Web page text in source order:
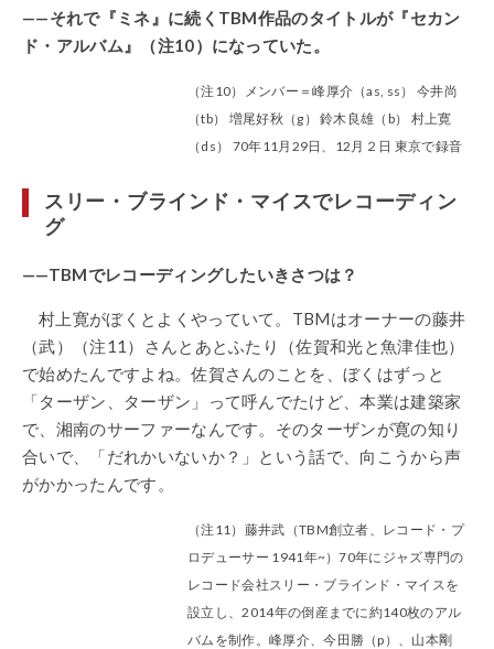
——それで『ミネ』に続くTBM作品のタイトルが『セカン
ド・アルバム』（注10）になっていた。
（注10）メンバー＝峰厚介（as, ss） 今井尚
（tb） 増尾好秋（g） 鈴木良雄（b） 村上寛
（ds） 70年11月29日、12月２日 東京で録音
スリー・ブラインド・マイスでレコーディン
グ
——TBMでレコーディングしたいきさつは？
村上寛がぼくとよくやっていて。TBMはオーナーの藤井
（武）（注11）さんとあとふたり（佐賀和光と魚津佳也）
で始めたんですよね。佐賀さんのことを、ぼくはずっと
「ターザン、ターザン」って呼んでたけど、本業は建築家
で、湘南のサーファーなんです。そのターザンが寛の知り
合いで、「だれかいないか？」という話で、向こうから声
がかかったんです。
（注11）藤井武（TBM創立者、レコード・プ
ロデューサー 1941年~）70年にジャズ専門の
レコード会社スリー・ブラインド・マイスを
設立し、2014年の倒産までに約140枚のアル
バムを制作。峰厚介、今田勝（p）、山本剛